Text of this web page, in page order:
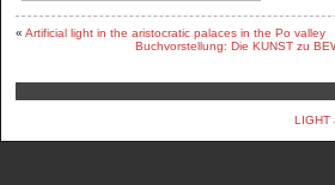
« Artificial light in the aristocratic palaces in the Po valley
Buchvorstellung: Die KUNST zu
LIGHT